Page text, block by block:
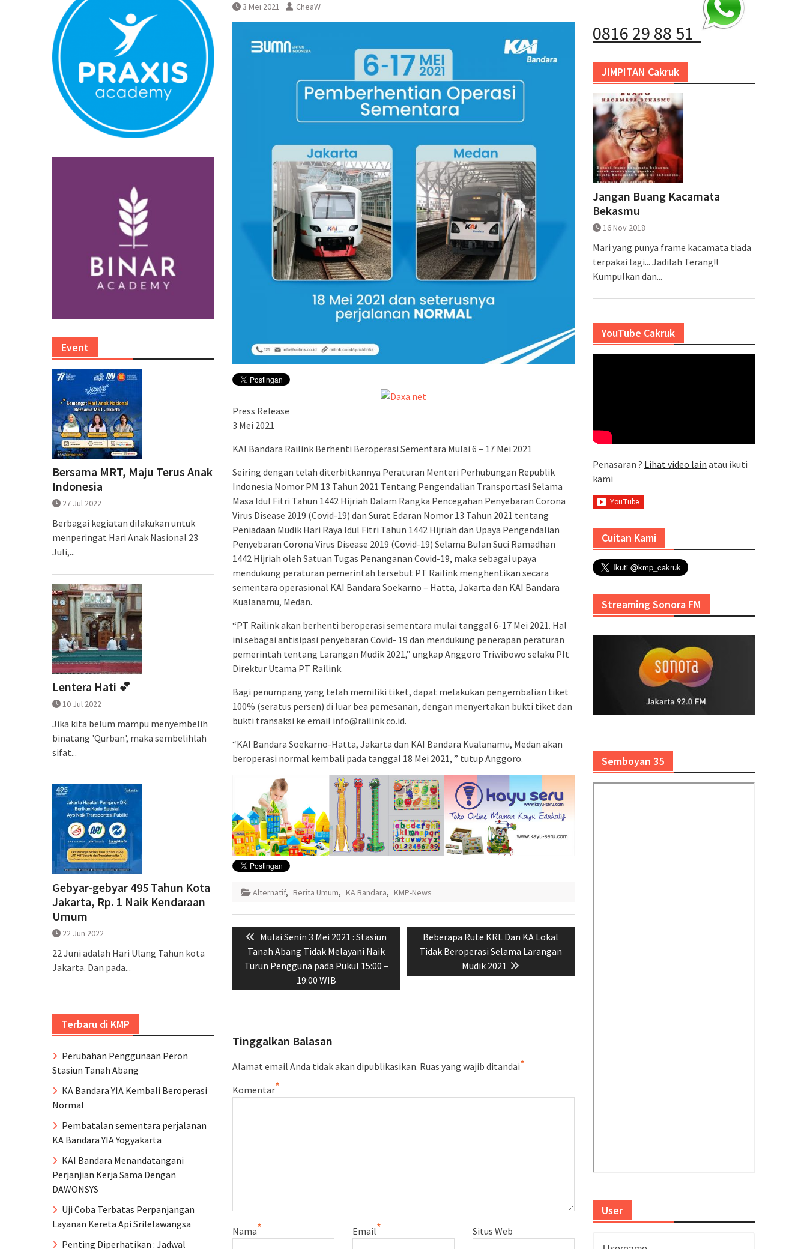
3 Mei 2021 CheaW
Press Release
3 Mei 2021
KAI Bandara Railink Berhenti Beroperasi Sementara Mulai 6 – 17 Mei 2021
Seiring dengan telah diterbitkannya Peraturan Menteri Perhubungan Republik
Indonesia Nomor PM 13 Tahun 2021 Tentang Pengendalian Transportasi Selama
Masa Idul Fitri Tahun 1442 Hijriah Dalam Rangka Pencegahan Penyebaran Corona
Virus Disease 2019 (Covid-19) dan Surat Edaran Nomor 13 Tahun 2021 tentang
Peniadaan Mudik Hari Raya Idul Fitri Tahun 1442 Hijriah dan Upaya Pengendalian
Penyebaran Corona Virus Disease 2019 (Covid-19) Selama Bulan Suci Ramadhan
1442 Hijriah oleh Satuan Tugas Penanganan Covid-19, maka sebagai upaya
mendukung peraturan pemerintah tersebut PT Railink menghentikan secara
sementara operasional KAI Bandara Soekarno – Hatta, Jakarta dan KAI Bandara
Kualanamu, Medan.
“PT Railink akan berhenti beroperasi sementara mulai tanggal 6-17 Mei 2021. Hal
ini sebagai antisipasi penyebaran Covid- 19 dan mendukung penerapan peraturan
pemerintah tentang Larangan Mudik 2021,” ungkap Anggoro Triwibowo selaku Plt
Direktur Utama PT Railink.
Bagi penumpang yang telah memiliki tiket, dapat melakukan pengembalian tiket
100% (seratus persen) di luar bea pemesanan, dengan menyertakan bukti tiket dan
bukti transaksi ke email info@railink.co.id.
“KAI Bandara Soekarno-Hatta, Jakarta dan KAI Bandara Kualanamu, Medan akan
beroperasi normal kembali pada tanggal 18 Mei 2021, ” tutup Anggoro.
Alternatif, Berita Umum, KA Bandara, KMP-News
Navigasi
pos
Previous
post:
Mulai Senin 3 Mei 2021 : Stasiun
Tanah Abang Tidak Melayani Naik
Turun Pengguna pada Pukul 15:00 –
19:00 WIB
Next
post:
Beberapa Rute KRL Dan KA Lokal
Tidak Beroperasi Selama Larangan
Mudik 2021
Tinggalkan Balasan
Alamat email Anda tidak akan dipublikasikan. Ruas yang wajib ditandai*
Komentar*
Nama* Email* Situs Web
0816 29 88 51
JIMPITAN Cakruk
Jangan Buang Kacamata
Bekasmu
16 Nov 2018
Mari yang punya frame kacamata tiada
terpakai lagi... Jadilah Terang!!
Kumpulkan dan...
YouTube Cakruk
Penasaran ? Lihat video lain atau ikuti
kami
Cuitan Kami
Streaming Sonora FM
Semboyan 35
User
Event
Bersama MRT, Maju Terus Anak
Indonesia
27 Jul 2022
Berbagai kegiatan dilakukan untuk
menperingat Hari Anak Nasional 23
Juli,...
Lentera Hati 💕
10 Jul 2022
Jika kita belum mampu menyembelih
binatang 'Qurban', maka sembelihlah
sifat...
Gebyar-gebyar 495 Tahun Kota
Jakarta, Rp. 1 Naik Kendaraan
Umum
22 Jun 2022
22 Juni adalah Hari Ulang Tahun kota
Jakarta. Dan pada...
Terbaru di KMP
Perubahan Penggunaan Peron
Stasiun Tanah Abang
KA Bandara YIA Kembali Beroperasi
Normal
Pembatalan sementara perjalanan
KA Bandara YIA Yogyakarta
KAI Bandara Menandatangani
Perjanjian Kerja Sama Dengan
DAWONSYS
Uji Coba Terbatas Perpanjangan
Layanan Kereta Api Srilelawangsa
Penting Diperhatikan : Jadwal